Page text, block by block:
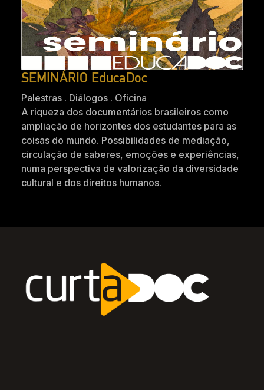
SEMINÁRIO EducaDoc
Palestras . Diálogos . Oficina
A riqueza dos documentários brasileiros como
ampliação de horizontes dos estudantes para as
coisas do mundo. Possibilidades de mediação,
circulação de saberes, emoções e experiências,
numa perspectiva de valorização da diversidade
cultural e dos direitos humanos.